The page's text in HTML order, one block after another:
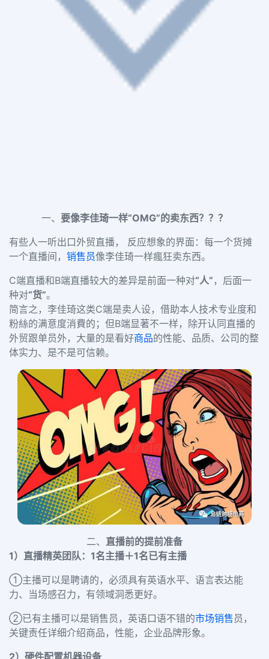
一、 要像李佳琦一样“OMG”的卖东西？？？
有些人一听出口外贸直播， 反应想象的界面：每一个货摊
一个直播间， 销售员像李佳琦一样瘋狂卖东西。
C端直播和B端直播较大的差异是前面一种对“人” ，后面一
种对“货”。
简言之，李佳琦这类C端是卖人设，借助本人技术专业度和
粉絲的满意度消費的；但B端显著不一样，除开认同直播的
外贸跟单员外，大量的是看好商品的性能、品质、公司的整
体实力、是不是可信赖。
二、 直播前的提前准备
1） 直播精英团队： 1名主播＋1名已有主播
①主播可以是聘请的，必须具有英语水平、语言表达能
力、当场感召力 ，有领域洞悉更好。
②已有主播可以是销售员，英语口语不错的市场销售员 ，
关键责任详细介绍商品，性能，企业品牌形象。